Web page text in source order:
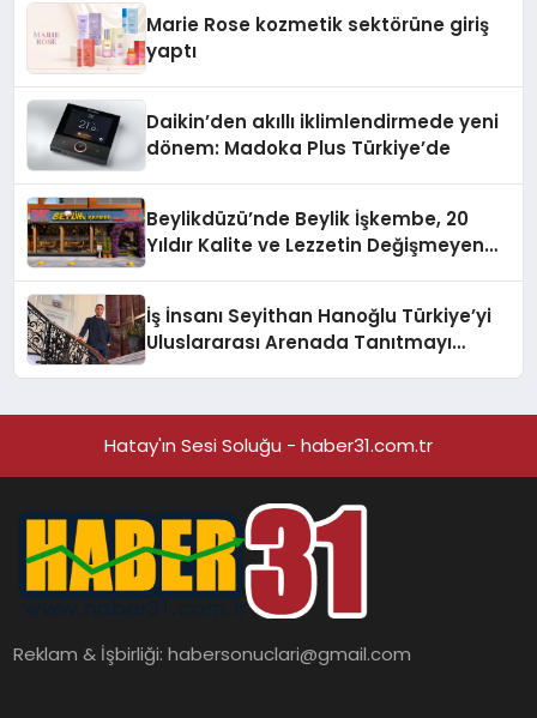
Marie Rose kozmetik sektörüne giriş
yaptı
Daikin’den akıllı iklimlendirmede yeni
dönem: Madoka Plus Türkiye’de
Beylikdüzü’nde Beylik İşkembe, 20
Yıldır Kalite ve Lezzetin Değişmeyen
İş İnsanı Seyithan Hanoğlu Türkiye’yi
Uluslararası Arenada Tanıtmayı
Hatay'ın Sesi Soluğu - haber31.com.tr
Reklam & İşbirliği:habersonuclari@gmail.com